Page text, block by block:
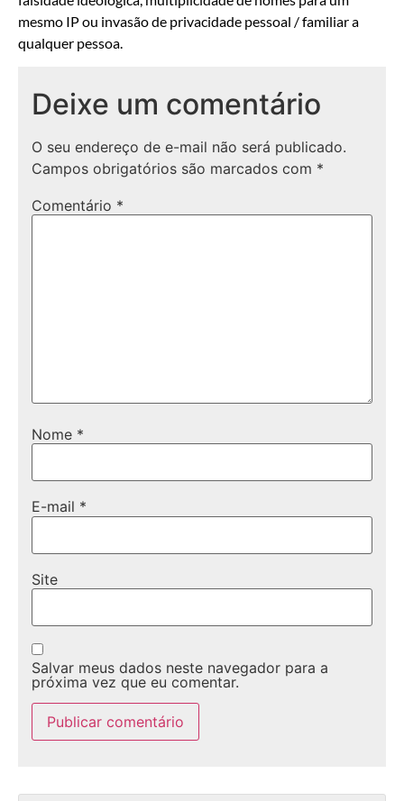
mesmo IP ou invasão de privacidade pessoal / familiar a
qualquer pessoa.
Deixe um comentário
O seu endereço de e-mail não será publicado.
Campos obrigatórios são marcados com *
Comentário *
Nome *
E-mail *
Site
Salvar meus dados neste navegador para a
próxima vez que eu comentar.